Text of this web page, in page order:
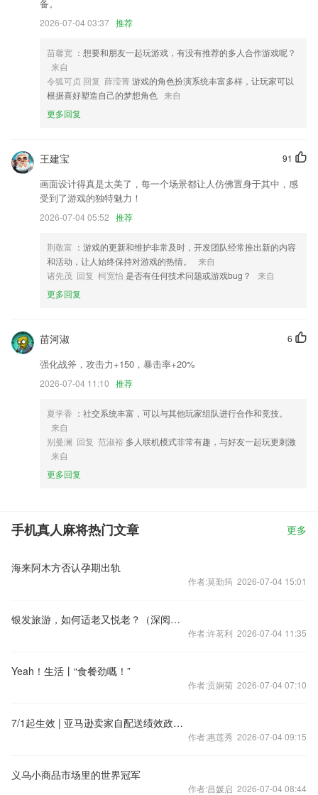
改善产品用户体验。
增加商品分享销售功能
新增摇一摇叫车功能。
适配 「微博国际版轻享版」一键解析功能。
进行打分评论，说出您的使用经历，以帮助我们更好的对产品进行优化修
改。
备。
2026-07-04 03:37 推荐
苗馨宽 ：想要和朋友一起玩游戏，有没有推荐的多人合作游戏呢？
来自
令狐可贞 回复 薛滢菁游戏的角色扮演系统丰富多样，让玩家可以
根据喜好塑造自己的梦想角色 来自
更多回复
91
王建宝
画面设计得真是太美了，每一个场景都让人仿佛置身于其中，感
受到了游戏的独特魅力！
2026-07-04 05:52 推荐
荆敬富 ：游戏的更新和维护非常及时，开发团队经常推出新的内容
和活动，让人始终保持对游戏的热情。
来自
诸先茂 回复 柯宽怡 是否有任何技术问题或游戏bug？
来自
更多回复
6
苗河淑
强化战斧，攻击力+150，暴击率+20%
2026-07-04 11:10 推荐
夏学香 ：社交系统丰富，可以与其他玩家组队进行合作和竞技。
来自
别曼澜 回复 范淑裕 多人联机模式非常有趣，与好友一起玩更刺激
来自
更多回复
手机真人麻将热门文章 更多
海来阿木方否认孕期出轨
作者:莫勤筠 2026-07-04 15:01
银发旅游，如何适老又悦老？（深阅读·文旅新观察）
作者:许茗利 2026-07-04 11:35
Yeah！生活丨“食餐劲嘅！”
作者:贡娴菊 2026-07-04 07:10
7/1起生效 | 亚马逊卖家自配送绩效政策更新通知
作者:惠莲秀 2026-07-04 09:15
义乌小商品市场里的世界冠军
作者:昌媛启 2026-07-04 08:44